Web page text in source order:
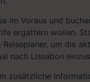
im Voraus und
ergattern wollen.
Reiseplaner, um die
nach Lissabon
zusätzliche